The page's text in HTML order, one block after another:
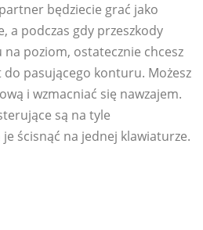
będziecie grać jako
a podczas gdy przeszkody
poziom, ostatecznie chcesz
do pasującego konturu. Możesz
i wzmacniać się nawzajem.
są na tyle
ścisnąć na jednej klawiaturze.